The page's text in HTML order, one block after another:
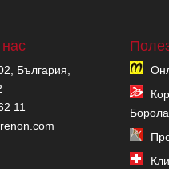
България,
11
Борола